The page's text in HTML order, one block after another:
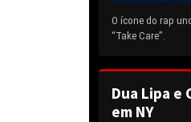
O ícone do rap
“Take Care”.
Dua Lipa e
em NY